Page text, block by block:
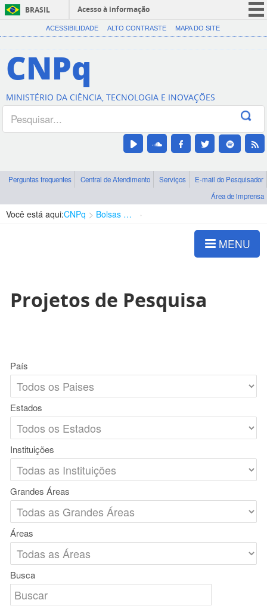
BRASIL
Acesso à informação
CORONAVÍRUS (COVID-19)
Canais
ACESSIBILIDADE ALTO CONTRASTE MAPA DO SITE
CNPq
MINISTÉRIO DA CIÊNCIA, TECNOLOGIA E INOVAÇÕES
Perguntas frequentes Central de Atendimento Serviços
E-mail do Pesquisador
Área de imprensa
Você está aqui:CNPq Bolsas e Auxílios Vigentes
MENU
Projetos de Pesquisa
País
Estados
Instituições
Grandes Áreas
Áreas
Busca